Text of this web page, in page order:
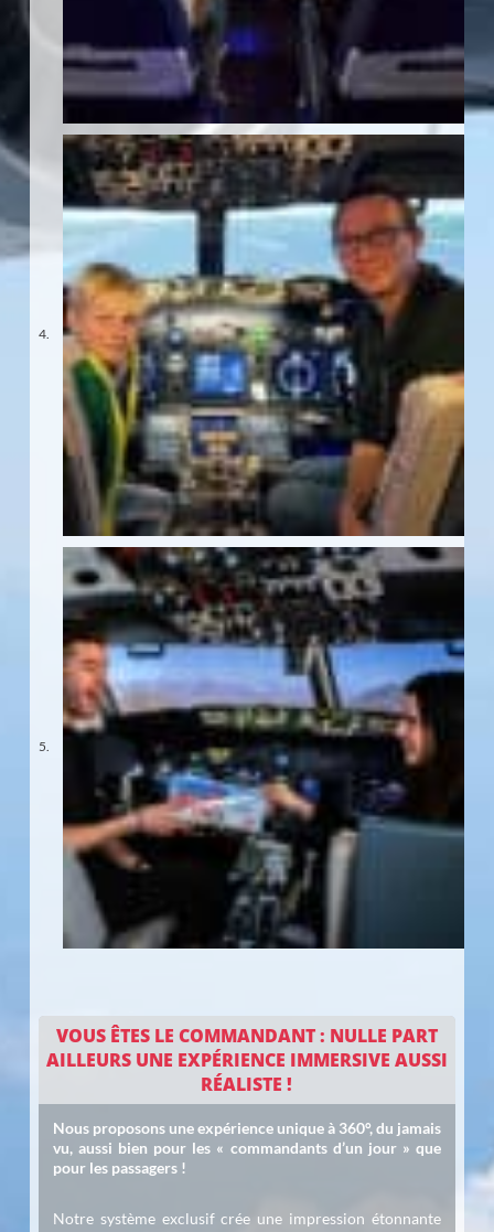
VOUS ÊTES LE COMMANDANT : NULLE PART
AILLEURS UNE EXPÉRIENCE IMMERSIVE AUSSI
RÉALISTE !
Nous proposons une expérience unique à 360°, du jamais
vu, aussi bien pour les « commandants d’un jour » que
pour les passagers !
Notre système exclusif crée une impression étonnante